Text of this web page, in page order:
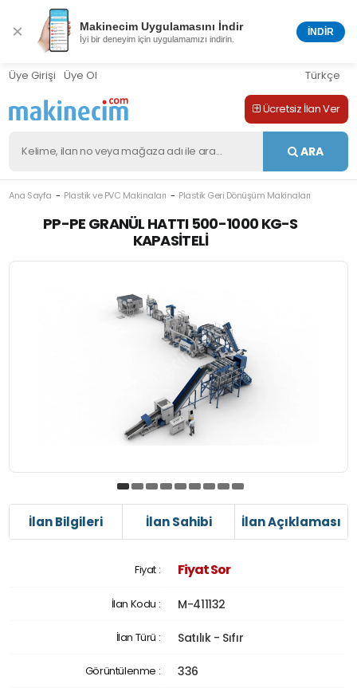
× Makinecim Uygulamasını İndir
İyi bir deneyim için uygulamamızı indirin.
İNDİR
Üye Girişi Üye Ol Türkçe
Ücretsiz İlan Ver
ARA
Ana Sayfa Plastik ve PVC Makinaları
Plastik Geri Dönüşüm Makinaları
PP-PE GRANÜL HATTI 500-1000 KG-S
KAPASITELI
İlan Bilgileri İlan Sahibi İlan Açıklaması
Fiyat : Fiyat Sor
İlan Kodu : M-411132
İlan Türü : Satılık - Sıfır
Görüntülenme : 336